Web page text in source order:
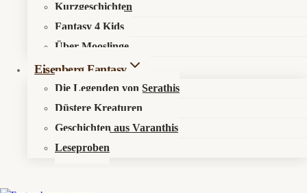
Kurzgeschichten
Fantasy 4 Kids
Über Mooslinge
Eisenberg Fantasy
Die Legenden von Serathis
Düstere Kreaturen
Geschichten aus Varanthis
Leseproben